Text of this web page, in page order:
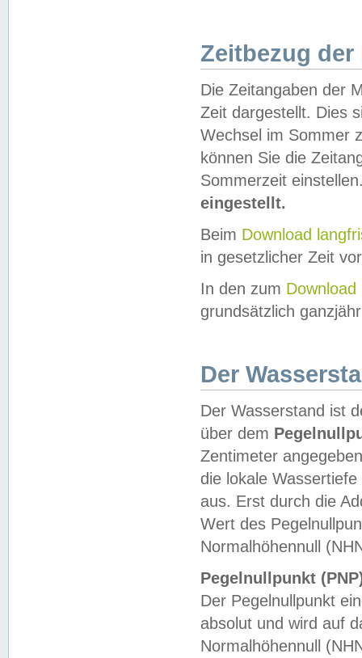
Zeitbezug der
Die Zeitangaben der
Zeit dargestellt. Dies
Wechsel im Sommer
können Sie die
Sommerzeit
eingestellt.
Beim Download
in gesetzlicher Zeit
In den zum Download
grundsätzlich
Der
Der Wasserstand ist
über dem
Zentimeter
die lokale
aus. Erst durch die
Wert des
Normalhöhennull
Pegelnullpunkt
Der Pegelnullpunkt
absolut und wird auf
Normalhöhennull